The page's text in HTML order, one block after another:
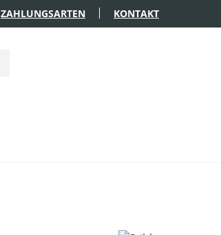
ZAHLUNGSARTEN KONTAKT